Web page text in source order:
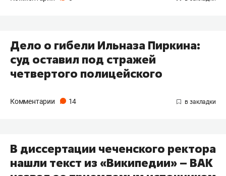
​Дело о гибели Ильназа Пиркина:
суд оставил под стражей
четвертого полицейского
Комментарии 14
В диссертации чеченского ректора
нашли текст из «Википедии» – ВАК